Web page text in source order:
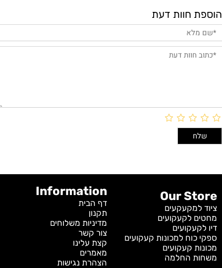
הוספת חוות דעת
Our Store
ציוד למקעקעים
מחטים לקעקועים
דיו לקעקועים
ספקי כוח למכונות קעקועים
מכונות קעקועים
משחות החלמה
Information
דף הבית
תקנון
מדיניות משלוחים
צור קשר
קצת עלינו
מאמרים
הצהרת נגישות